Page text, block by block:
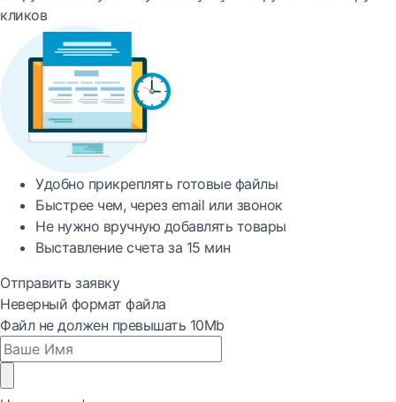
кликов
Удобно прикреплять готовые файлы
Быстреечем, через email или звонок
Не нужно вручную добавлять товары
Выставление счета за 15 мин
Отправить заявку
Неверный формат файла
Файл не должен превышать 10Mb